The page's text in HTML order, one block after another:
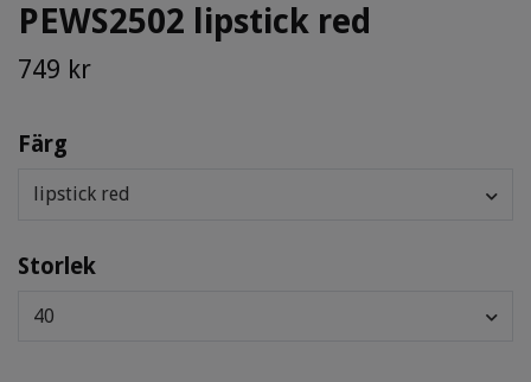
PEWS2502 lipstick red
749 kr
Färg
lipstick red
Storlek
40